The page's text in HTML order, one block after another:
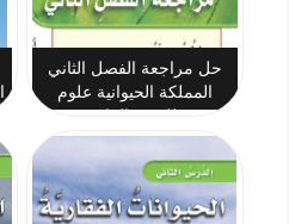
حل مراجعة الفصل الثاني
المملكة الحيوانية علوم